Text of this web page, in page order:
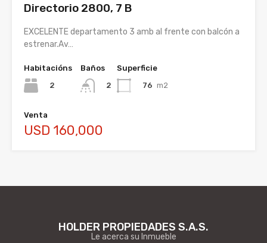
Directorio 2800, 7 B
EXCELENTE departamento 3 amb al frente con balcón a
estrenar.Av…
Habitacións
2
Baños
2
Superficie
76 m2
Venta
USD 160,000
HOLDER PROPIEDADES S.A.S.
Le acerca su Inmueble